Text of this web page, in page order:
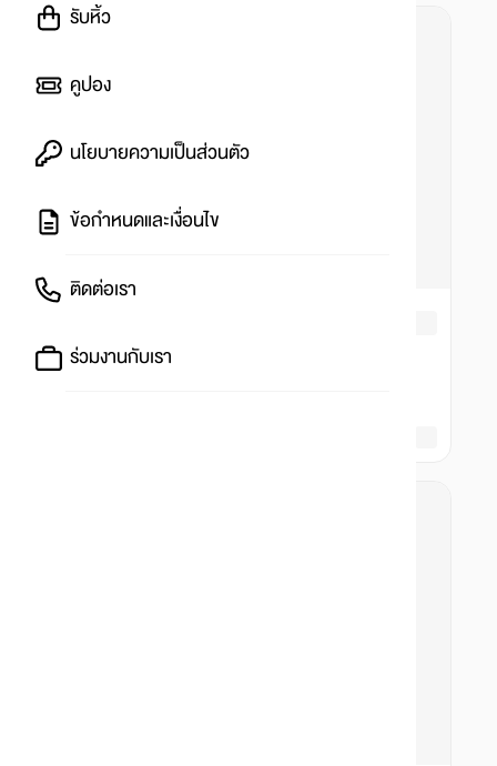
รับหิ้ว
คูปอง
นโยบายความเป็นส่วนตัว
ข้อกำหนดและเงื่อนไข
ติดต่อเรา
ร่วมงานกับเรา